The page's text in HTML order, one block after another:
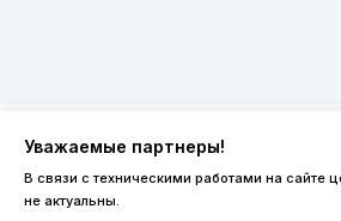
Уважаемые партнеры!
В связи с техническими работами на сайте
не актуальны.
8 (800) 600-44-94
ПН-ПТ 9:00 - 18:00